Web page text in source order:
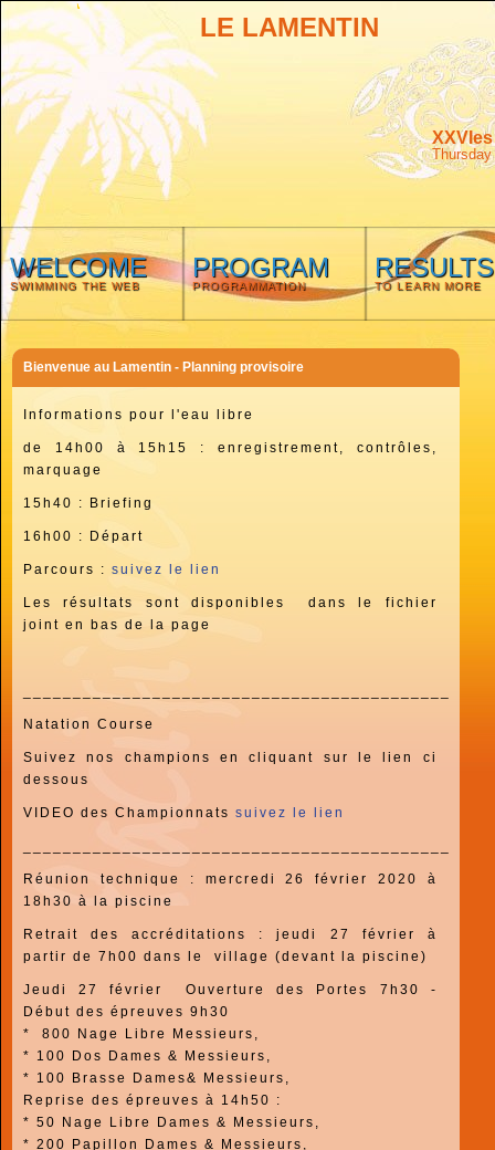
LE LAMENTIN
WELCOME
SWIMMING THE WEB
PROGRAM
PROGRAMMATION
RESULTS
TO LEARN MORE
Bienvenue au Lamentin - Planning provisoire
Informations pour l'eau libre
de 14h00 à 15h15 : enregistrement, contrôles,
marquage
15h40 : Briefing
16h00 : Départ
Parcours : suivez le lien
Les résultats sont disponibles dans le fichier
joint en bas de la page
Natation Course
Suivez nos champions en cliquant sur le lien ci
dessous
VIDEO des Championnats suivez le lien
Réunion technique :
mercredi 26 février 2020 à
18h30 à la piscine
Retrait des accréditations :
jeudi 27 février à
partir de 7h00 dans le village (devant la piscine)
Jeudi 27 février
Ouverture des Portes 7h30 -
Début des épreuves 9h30
* 800 Nage Libre Messieurs,
* 100 Dos Dames & Messieurs,
* 100 Brasse Dames& Messieurs,
Reprise des épreuves à 14h50 :
* 50 Nage Libre Dames & Messieurs,
* 200 Papillon Dames & Messieurs,